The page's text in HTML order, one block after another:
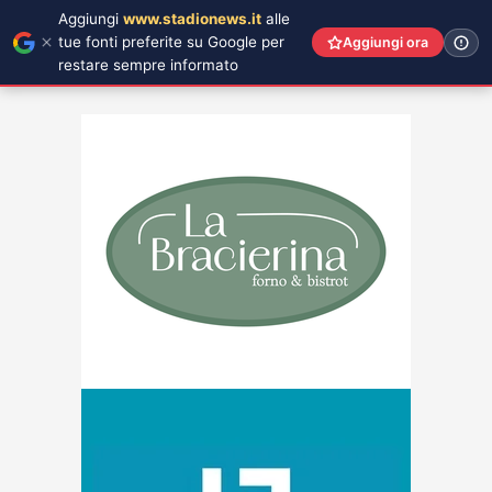
Aggiungi www.stadionews.it alle
tue fonti preferite su Google per
restare sempre informato
Aggiungi ora